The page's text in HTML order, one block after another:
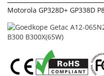
Motorola GP328D+ GP338D